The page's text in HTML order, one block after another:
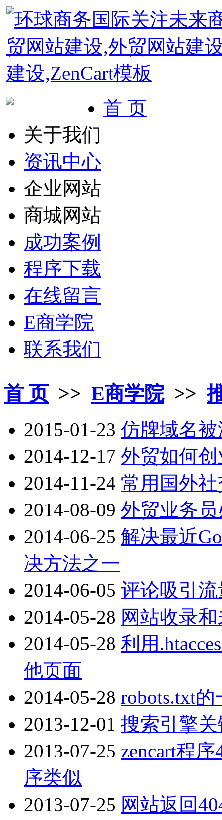
首 页
关于我们
资讯中心
企业网站
商城网站
成功案例
程序下载
在线留言
E商学院
联系我们
首 页>> E商学院>>
2015-01-23 仿牌域名
2014-12-17 外贸如何创
2014-11-24 常用国外
2014-08-09 外贸业务
2014-06-25 解决最近
决方法之一
2014-06-05 评论吸引
2014-05-28 网站收录
2014-05-28 利用
他页面
2014-05-28 robots.txt
2013-12-01 搜索引擎
2013-07-25 zencart程
序类似
2013-07-25 网站返回